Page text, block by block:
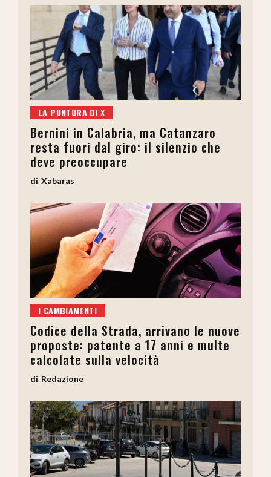
LA PUNTURA DI X
Bernini in Calabria, ma Catanzaro
resta fuori dal giro: il silenzio che
deve preoccupare
Xabaras
I CAMBIAMENTI
Codice della Strada, arrivano le nuove
proposte: patente a 17 anni e multe
calcolate sulla velocità
Redazione